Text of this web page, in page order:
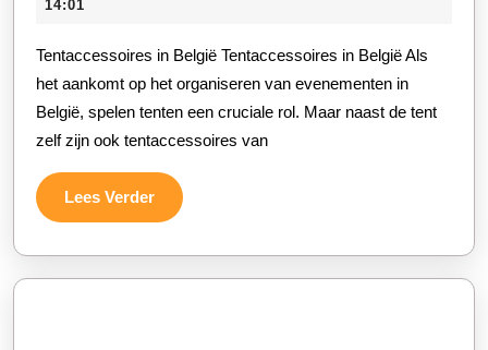
Evenementen
in
België
14:01
Tentaccessoires in België Tentaccessoires in België Als
het aankomt op het organiseren van evenementen in
België, spelen tenten een cruciale rol. Maar naast de tent
zelf zijn ook tentaccessoires van
Lees VerderLees
Verder